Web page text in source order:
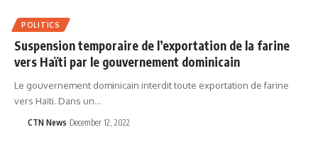
POLITICS
Suspension temporaire de l’exportation de la farine
vers Haïti par le gouvernement dominicain
Le gouvernement dominicain interdit toute exportation de farine
vers Haïti. Dans un…
CTN News December 12, 2022